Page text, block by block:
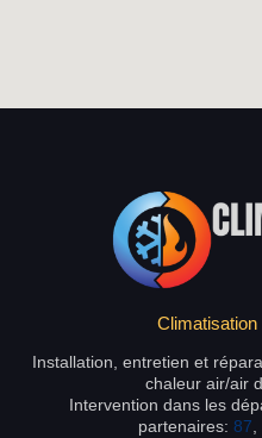
Climatisation
Installation, entretien et
chaleur air/air
Intervention dans les
partenaires: 87